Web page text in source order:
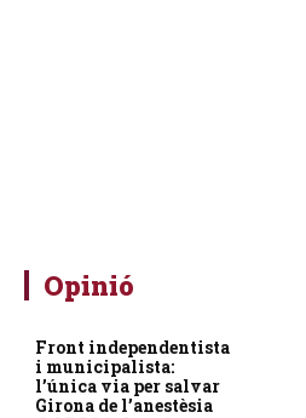
Opinió
Front independentista
i municipalista:
l’única via per salvar
Girona de l’anestèsia